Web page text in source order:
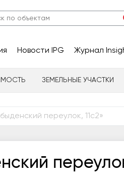
Новости IPG Журнал
ЗЕМЕЛЬНЫЕ УЧАСТКИ
переулок, 11с2»